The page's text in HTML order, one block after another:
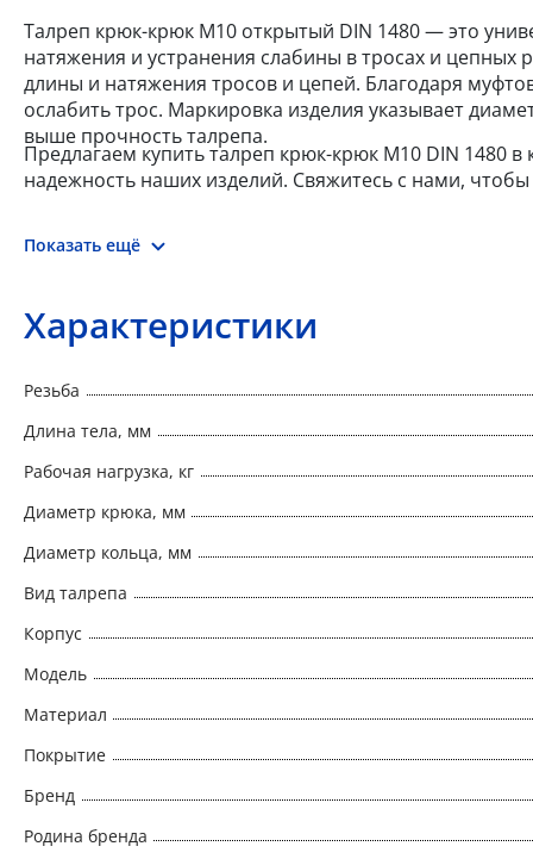
Талреп крюк-крюк М10 открытый DIN 1480 — это
натяжения и устранения слабины в тросах и цепных
длины и натяжения тросов и цепей. Благодаря
ослабить трос. Маркировка изделия указывает
выше прочность талрепа.
Предлагаем купить талреп крюк-крюк М10 DIN 1480
надежность наших изделий. Свяжитесь с нами, чтобы
Показать ещё
Характеристики
Резьба
Длина тела, мм
Рабочая нагрузка, кг
Диаметр крюка, мм
Диаметр кольца, мм
Вид талрепа
Корпус
Модель
Материал
Покрытие
Бренд
Родина бренда